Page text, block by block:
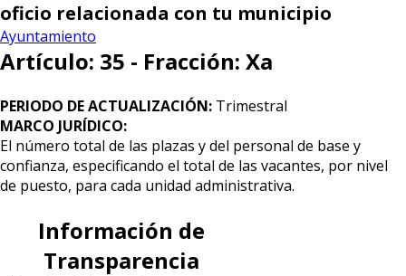
oficio relacionada con tu municipio
Ayuntamiento
Artículo: 35 - Fracción: Xa
PERIODO DE ACTUALIZACIÓN: Trimestral
MARCO JURÍDICO:
El número total de las plazas y del personal de base y
confianza, especificando el total de las vacantes, por nivel
de puesto, para cada unidad administrativa.
Información de
Transparencia